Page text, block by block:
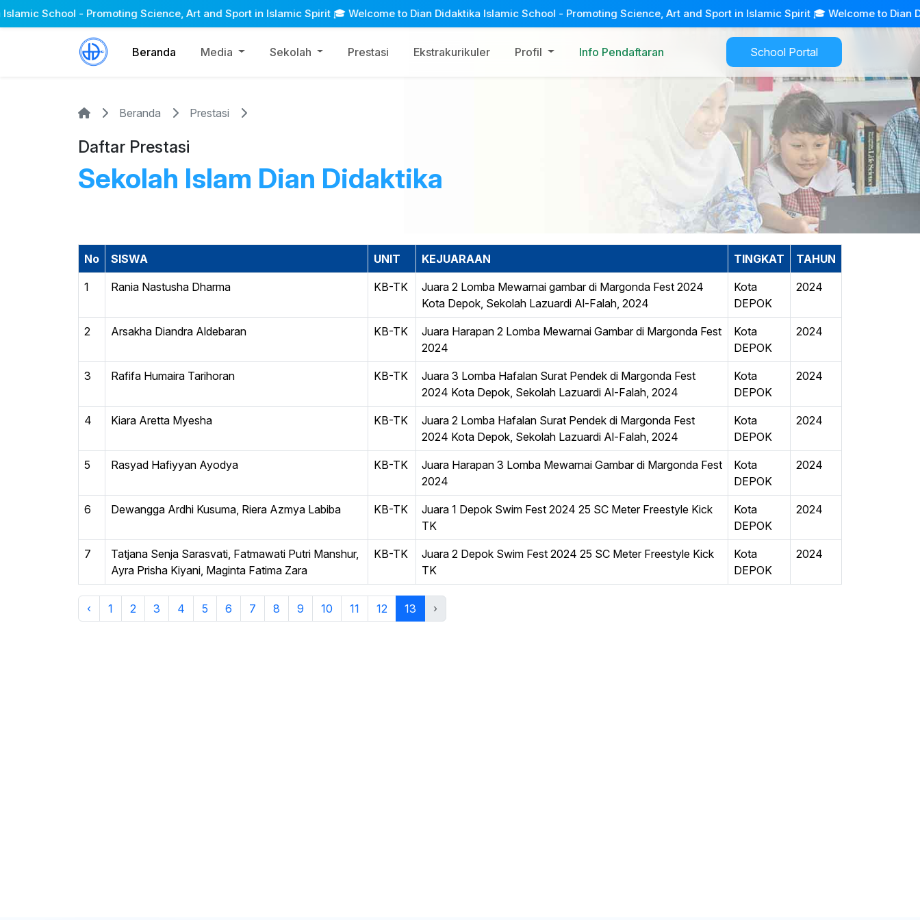
School - Promoting Science, Art and Sport in Islamic Spirit 🎓 Welcome to Dian Didaktika Islamic School - Promoting Science, Art and Sport in Islamic Spirit 🎓 Welcome to Dian
Beranda Media Sekolah Prestasi Ekstrakurikuler Profil Info Pendaftaran School Portal
Beranda Prestasi
Daftar Prestasi
Sekolah Islam Dian Didaktika
No SISWA UNIT KEJUARAAN TINGKAT TAHUN
1 Rania Nastusha Dharma KB-TK
Juara 2 Lomba Mewarnai gambar di Margonda Fest 2024
Kota Depok, Sekolah Lazuardi Al-Falah, 2024
Kota
DEPOK
2024
2 Arsakha Diandra Aldebaran KB-TK
Juara Harapan 2 Lomba Mewarnai Gambar di Margonda Fest
2024
Kota
DEPOK
2024
3 Rafifa Humaira Tarihoran KB-TK
Juara 3 Lomba Hafalan Surat Pendek di Margonda Fest
2024 Kota Depok, Sekolah Lazuardi Al-Falah, 2024
Kota
DEPOK
2024
4 Kiara Aretta Myesha KB-TK
Juara 2 Lomba Hafalan Surat Pendek di Margonda Fest
2024 Kota Depok, Sekolah Lazuardi Al-Falah, 2024
Kota
DEPOK
2024
5 Rasyad Hafiyyan Ayodya KB-TK
Juara Harapan 3 Lomba Mewarnai Gambar di Margonda Fest
2024
Kota
DEPOK
2024
6 Dewangga Ardhi Kusuma, Riera Azmya Labiba KB-TK
Juara 1 Depok Swim Fest 2024 25 SC Meter Freestyle Kick
TK
Kota
DEPOK
2024
7
Tatjana Senja Sarasvati, Fatmawati Putri Manshur,
Ayra Prisha Kiyani, Maginta Fatima Zara
KB-TK
Juara 2 Depok Swim Fest 2024 25 SC Meter Freestyle Kick
TK
Kota
DEPOK
2024
‹ 1 2 3 4 5 6 7 8 9 10 11 12 13 ›